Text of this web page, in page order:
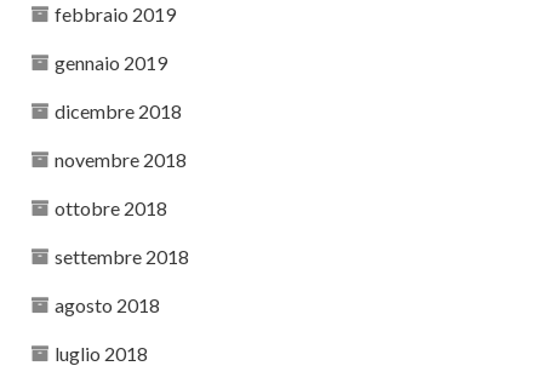
febbraio 2019
gennaio 2019
dicembre 2018
novembre 2018
ottobre 2018
settembre 2018
agosto 2018
luglio 2018